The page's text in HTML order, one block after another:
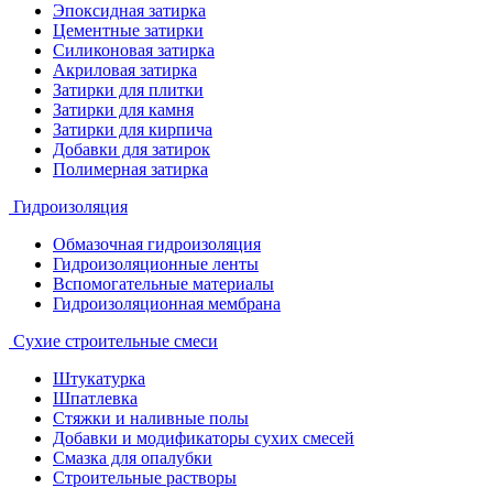
Эпоксидная затирка
Цементные затирки
Силиконовая затирка
Акриловая затирка
Затирки для плитки
Затирки для камня
Затирки для кирпича
Добавки для затирок
Полимерная затирка
Гидроизоляция
Обмазочная гидроизоляция
Гидроизоляционные ленты
Вспомогательные материалы
Гидроизоляционная мембрана
Сухие строительные смеси
Штукатурка
Шпатлевка
Стяжки и наливные полы
Добавки и модификаторы сухих смесей
Смазка для опалубки
Строительные растворы